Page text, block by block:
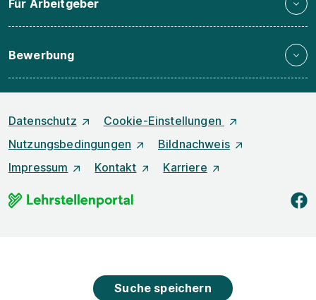
Suche speichern
Für Arbeitgeber
Bewerbung
Datenschutz
Cookie-Einstellungen
Nutzungsbedingungen
Bildnachweis
Impressum
Kontakt Karriere